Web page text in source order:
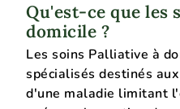
Qu'est-ce que les
domicile ?
Les soins Palliative à
spécialisés destinés
d'une maladie limitant